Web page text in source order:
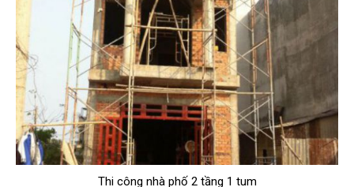
Thi công nhà phố 2 tầng 1 tum